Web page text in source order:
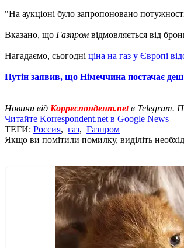
"На аукціоні було запропоновано
Вказано, що Газпром відмовляється від
Нагадаємо, сьогодні ціна на газ у Європі
Путін заявив, що Німеччина постачає
Новини від Корреспондент.netв Telegram.
Читайте Korrespondent.net в Google News
ТЕГИ: Россия, газ, Газпром
Якщо ви помітили помилку, виділіть